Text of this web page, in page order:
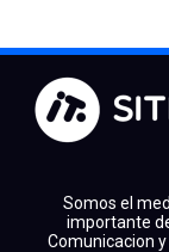
Somos el
importante
Comunicacion